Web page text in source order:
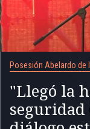
Posesión Abelardo de
"Llegó la
seguridad